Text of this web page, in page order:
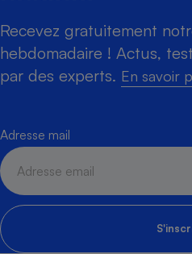
Recevez gratuitement
hebdomadaire ! Actus,
par des experts. En savoir
Adresse mail